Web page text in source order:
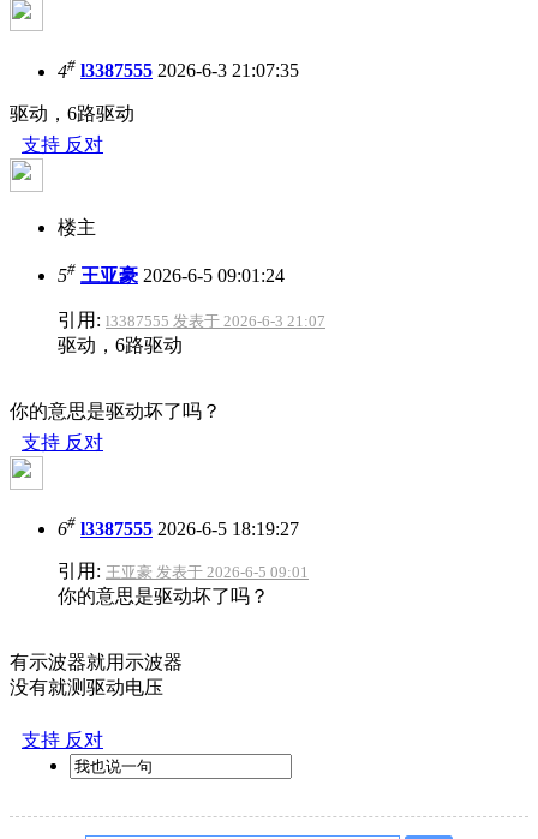
4# l3387555 2026-6-3 21:07:35
驱动，6路驱动
支持 反对
楼主
5# 王亚豪 2026-6-5 09:01:24
引用: l3387555 发表于 2026-6-3 21:07
驱动，6路驱动
你的意思是驱动坏了吗？
支持 反对
6# l3387555 2026-6-5 18:19:27
引用: 王亚豪 发表于 2026-6-5 09:01
你的意思是驱动坏了吗？
有示波器就用示波器
没有就测驱动电压
支持 反对